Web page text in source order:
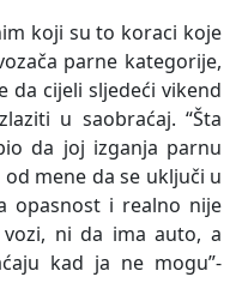
koji su to koraci koje
parne kategorije,
da cijeli sljedeći vikend
u saobraćaj. “Šta
da joj izganja parnu
mene da se uključi u
opasnost i realno nije
ni da ima auto, a
kad ja ne mogu”-